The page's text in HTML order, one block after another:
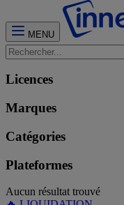
MENU
Licences
Marques
Catégories
Plateformes
Aucun résultat trouvé